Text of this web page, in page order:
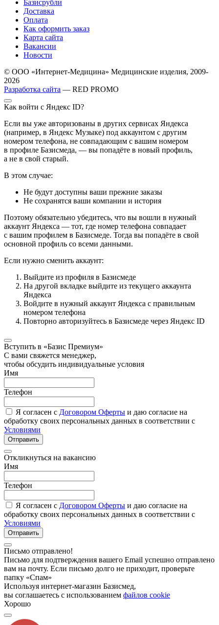
Базисрубли
Доставка
Оплата
Как оформить заказ
Карта сайта
Вакансии
Новости
© ООО «Интернет-Медицина» Медицинские изделия, 2009-
2026
Разработка сайта — RED PROMO
Как войти с Яндекс ID?
Если вы уже авторизованы в других сервисах Яндекса
(например, в Яндекс Музыке) под аккаунтом с другим
номером телефона, не совпадающим с вашим номером
в профиле Базисмеда, — вы попадёте в новый профиль,
а не в свой старый.
В этом случае:
Не будут доступны ваши прежние заказы
Не сохранятся ваши компании и история
Поэтому обязательно убедитесь, что вы вошли в нужный
аккаунт Яндекса — тот, где номер телефона совпадает
с вашим профилем в Базисмеде. Тогда вы попадёте в свой
основной профиль со всеми данными.
Если нужно сменить аккаунт:
Выйдите из профиля в Базисмеде
На другой вкладке выйдите из текущего аккаунта
Яндекса
Войдите в нужный аккаунт Яндекса с правильным
номером телефона
Повторно авторизуйтесь в Базисмеде через Яндекс ID
Вступить в «Базис Премиум»
С вами свяжется менеджер,
чтобы обсудить индивидуальные условия
Имя
Телефон
Я согласен с Договором Оферты и даю согласие на
обработку своих персональных данных в соответствии с
Условиями
Отправить
Откликнуться на вакансию
Имя
Телефон
Я согласен с Договором Оферты и даю согласие на
обработку своих персональных данных в соответствии с
Условиями
Отправить
Письмо отправлено!
Письмо для подтверждения вашего Email успешно отправлено
вам на почту. Если письмо долго не приходит, проверьте
папку «Спам»
Используя интернет-магазин Базисмед,
вы соглашаетесь с использованием файлов cookie
Хорошо